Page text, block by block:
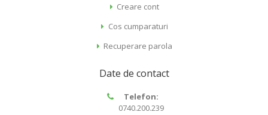
Creare cont
Cos cumparaturi
Recuperare parola
Date de contact
Telefon:
0740.200.239